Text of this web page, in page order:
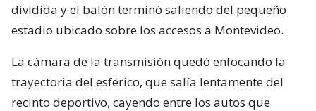
dividida y el balón terminó saliendo del pequeño
estadio ubicado sobre los accesos a Montevideo.
La cámara de la transmisión quedó enfocando la
trayectoria del esférico, que salía lentamente del
recinto deportivo, cayendo entre los autos que